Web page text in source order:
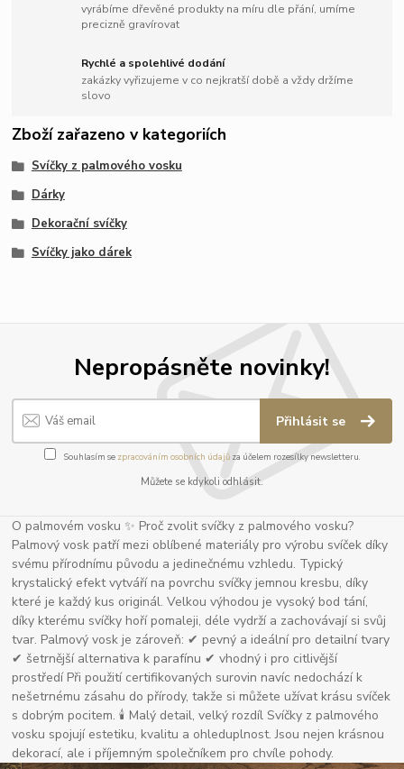
vyrábíme dřevěné produkty na míru dle přání, umíme
precizně gravírovat
Rychlé a spolehlivé dodání
zakázky vyřizujeme v co nejkratší době a vždy držíme
slovo
Zboží zařazeno v kategoriích
Svíčky z palmového vosku
Dárky
Dekorační svíčky
Svíčky jako dárek
Nepropásněte novinky!
Přihlásit se
Souhlasím se zpracováním osobních údajůza účelem rozesílky newsletteru.
Můžete se kdykoli odhlásit.
O palmovém vosku ✨ Proč zvolit svíčky z palmového vosku?
Palmový vosk patří mezi oblíbené materiály pro výrobu svíček díky
svému přírodnímu původu a jedinečnému vzhledu. Typický
krystalický efekt vytváří na povrchu svíčky jemnou kresbu, díky
které je každý kus originál. Velkou výhodou je vysoký bod tání,
díky kterému svíčky hoří pomaleji, déle vydrží a zachovávají si svůj
tvar. Palmový vosk je zároveň: ✔ pevný a ideální pro detailní tvary
✔ šetrnější alternativa k parafínu ✔ vhodný i pro citlivější
prostředí Při použití certifikovaných surovin navíc nedochází k
nešetrnému zásahu do přírody, takže si můžete užívat krásu svíček
s dobrým pocitem. 🕯 Malý detail, velký rozdíl Svíčky z palmového
vosku spojují estetiku, kvalitu a ohleduplnost. Jsou nejen krásnou
dekorací, ale i příjemným společníkem pro chvíle pohody.